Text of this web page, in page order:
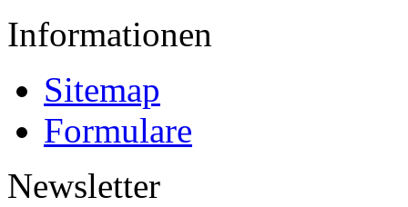
Informationen
Sitemap
Formulare
Newsletter